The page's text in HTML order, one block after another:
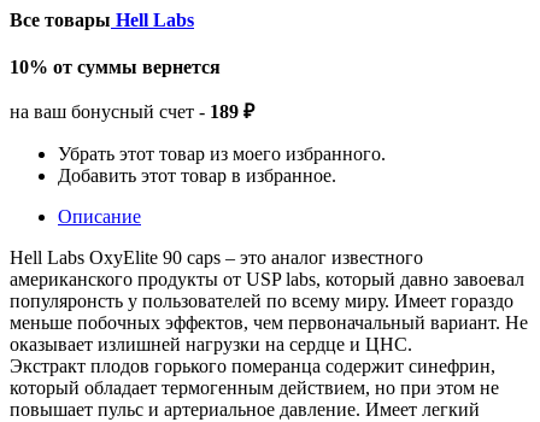
Все товары Hell Labs
10% от суммы вернется
на ваш бонусный счет - 189 ₽
Убрать этот товар из моего избранного.
Добавить этот товар в избранное.
Описание
Hell Labs OxyElite 90 caps – это аналог известного
американского продукты от USP labs, который давно завоевал
популяронсть у пользователей по всему миру. Имеет гораздо
меньше побочных эффектов, чем первоначальный вариант. Не
оказывает излишней нагрузки на сердце и ЦНС.
Экстракт плодов горького померанца содержит синефрин,
который обладает термогенным действием, но при этом не
повышает пульс и артериальное давление. Имеет легкий